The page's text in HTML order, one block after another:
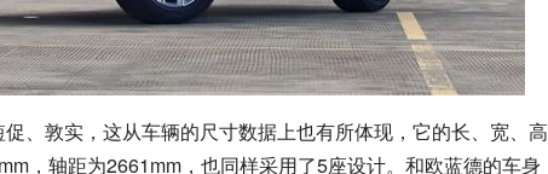
、敦实，这从车辆的尺寸数据上也有所体现，它的长、宽、高
，轴距为2661mm，也同样采用了5座设计。和欧蓝德的车身